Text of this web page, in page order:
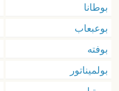
بوطانا
بوعبعاب
بوفته
بولميناتور